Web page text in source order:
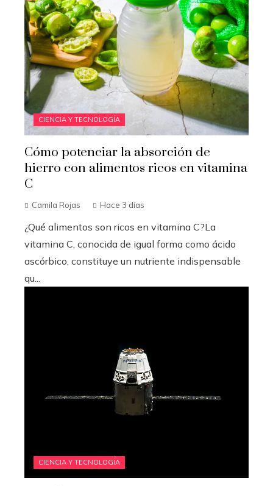
CIENCIA Y TECNOLOGÍA
Cómo potenciar la absorción de
hierro con alimentos ricos en vitamina
C
Camila Rojas Hace 3 días
¿Qué alimentos son ricos en vitamina C?La
vitamina C, conocida de igual forma como ácido
ascórbico, constituye un nutriente indispensable
qu...
CIENCIA Y TECNOLOGÍA